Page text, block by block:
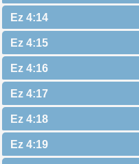
Ez 4:14
Ez 4:15
Ez 4:16
Ez 4:17
Ez 4:18
Ez 4:19